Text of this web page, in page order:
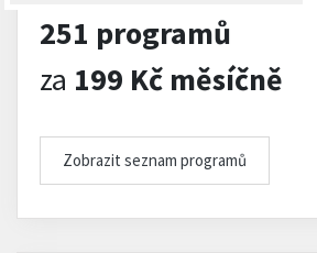
251 programů
za 199 Kč měsíčně
Zobrazit seznam programů